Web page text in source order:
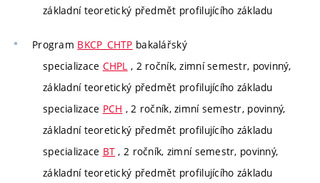
základní teoretický předmět profilujícího základu
Program BKCP_CHTP bakalářský
specializace CHPL , 2 ročník, zimní semestr, povinný,
základní teoretický předmět profilujícího základu
specializace PCH , 2 ročník, zimní semestr, povinný,
základní teoretický předmět profilujícího základu
specializace BT , 2 ročník, zimní semestr, povinný,
základní teoretický předmět profilujícího základu